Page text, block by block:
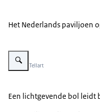
Het Nederlands paviljoen
Vergroot afbeelding
Beeld: © Tellart
Een lichtgevende bol leidt